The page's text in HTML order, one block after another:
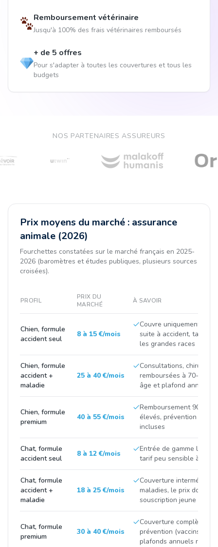
Remboursement vétérinaire
Jusqu'à 100% des frais vétérinaires remboursés
+ de 5 offres
Pour s'adapter à toutes les couvertures et tous les
budgets
NOS PARTENAIRES ASSUREURS
Prix moyens du marché : assurance
animale (2026)
Fourchettes constatées sur le marché français en 2025-
2026 (baromètres et études publiques, plusieurs sources
croisées).
PROFIL
PRIX DU
MARCHÉ
À SAVOIR
Chien, formule
accident seul
8 à 15 €/mois
Couvre uniquement les
suite à accident, tarif
les grandes races
Chien, formule
accident +
maladie
25 à 40 €/mois
Consultations,
remboursées à 70-90
âge et plafond annuel
Chien, formule
premium
40 à 55 €/mois
Remboursement 90-100
élevés, prévention et
incluses
Chat, formule
accident seul
8 à 12 €/mois
Entrée de gamme
tarif peu sensible à la
Chat, formule
accident +
maladie
18 à 25 €/mois
Couverture
maladies, le prix double
souscription jeune et
Chat, formule
premium
30 à 40 €/mois
Couverture complète
prévention (vaccins,
plafonds annuels